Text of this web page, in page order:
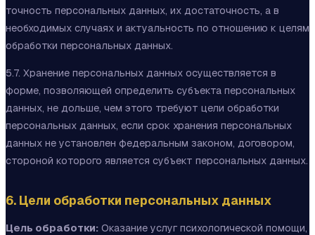
точность персональных данных, их достаточность, а в
необходимых случаях и актуальность по отношению к целям
обработки персональных данных.
5.7. Хранение персональных данных осуществляется в
форме, позволяющей определить субъекта персональных
данных, не дольше, чем этого требуют цели обработки
персональных данных, если срок хранения персональных
данных не установлен федеральным законом, договором,
стороной которого является субъект персональных данных.
6. Цели обработки персональных данных
Цель обработки: Оказание услуг психологической помощи,